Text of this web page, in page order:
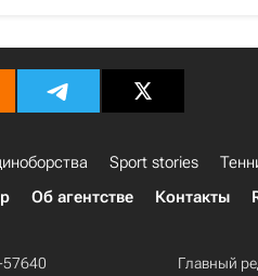
Sport stories
Об агентстве Контакты
Главный